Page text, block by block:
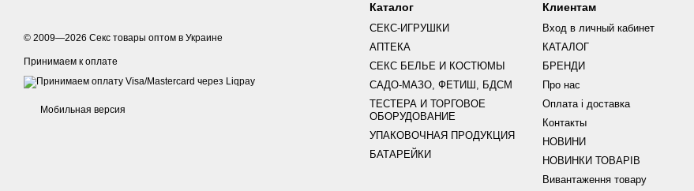
© 2009—2026 Секс товары оптом в Украине
Принимаем к оплате
Мобильная версия
Каталог
СЕКС-ИГРУШКИ
АПТЕКА
СЕКС БЕЛЬЕ И КОСТЮМЫ
САДО-МАЗО, ФЕТИШ, БДСМ
ТЕСТЕРА И ТОРГОВОЕ
ОБОРУДОВАНИЕ
УПАКОВОЧНАЯ ПРОДУКЦИЯ
БАТАРЕЙКИ
Клиентам
Вход в личный кабинет
КАТАЛОГ
БРЕНДИ
Про нас
Оплата і доставка
Контакты
НОВИНИ
НОВИНКИ ТОВАРІВ
Вивантаження товару